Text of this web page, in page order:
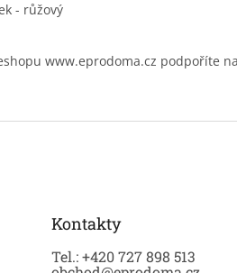
www.eprodoma.cz podpoříte
Kontakty
Tel.: +420 727 898 513